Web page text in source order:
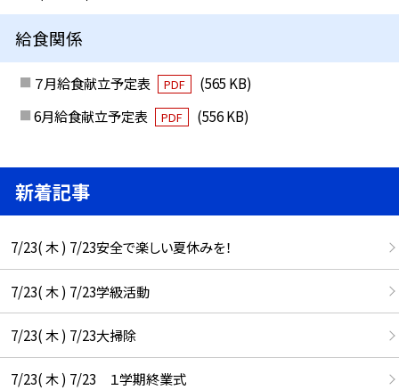
給食関係
７月給食献立予定表 PDF
(565 KB)
6月給食献立予定表
PDF (556 KB)
新着記事
7/23( 木 ) 7/23安全で楽しい夏休みを！
7/23( 木 ) 7/23学級活動
7/23( 木 ) 7/23大掃除
7/23( 木 ) 7/23 １学期終業式